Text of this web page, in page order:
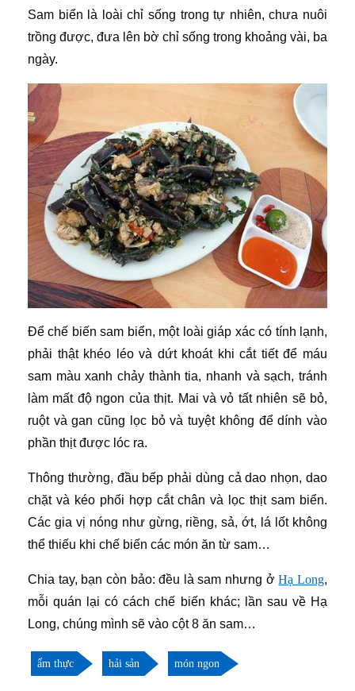
Sam biển là loài chỉ sống trong tự nhiên, chưa nuôi
trồng được, đưa lên bờ chỉ sống trong khoảng vài, ba
ngày.
Để chế biến sam biển, một loài giáp xác có tính lạnh,
phải thật khéo léo và dứt khoát khi cắt tiết để máu
sam màu xanh chảy thành tia, nhanh và sạch, tránh
làm mất độ ngon của thịt. Mai và vỏ tất nhiên sẽ bỏ,
ruột và gan cũng lọc bỏ và tuyệt không để dính vào
phần thịt được lóc ra.
Thông thường, đầu bếp phải dùng cả dao nhọn, dao
chặt và kéo phối hợp cắt chân và lọc thịt sam biển.
Các gia vị nóng như gừng, riềng, sả, ớt, lá lốt không
thể thiếu khi chế biến các món ăn từ sam…
Chia tay, bạn còn bảo: đều là sam nhưng ởHạ Long,
mỗi quán lại có cách chế biến khác; lần sau về Hạ
Long, chúng mình sẽ vào cột 8 ăn sam…
ẩm thực hải sản món ngon